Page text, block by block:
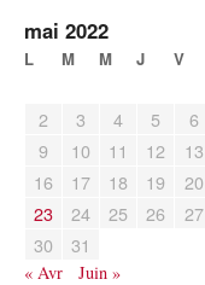
mai 2022
L M M J V
2
3 4 5 6
9
10 11 12 13
16
17 18 19 20
23
24 25 26 27
30
31
« Avr Juin »